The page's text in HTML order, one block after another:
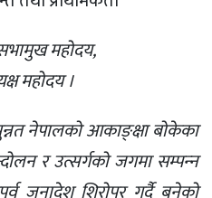
महोदय,
महोदय ।
नेपालको आकाङ्‍क्षा बोकेका
र उत्सर्गको जगमा सम्पन्‍न